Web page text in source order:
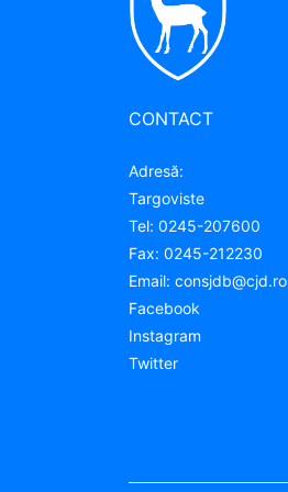
CONTACT
Adresă:
Targoviste
Tel: 0245-207600
Fax: 0245-212230
Email: consjdb@cjd.ro
Facebook
Instagram
Twitter